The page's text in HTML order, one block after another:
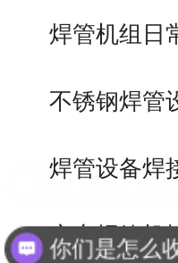
焊管机组日
不锈钢焊管
焊管设备焊
广东焊管机
你们是怎么